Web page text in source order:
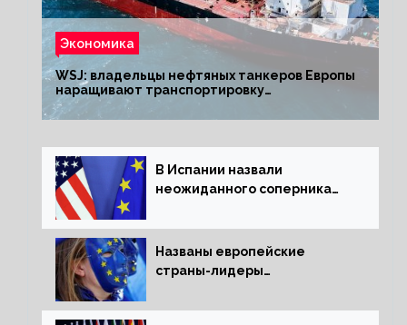
Экономика
WSJ: владельцы нефтяных танкеров Европы
наращивают транспортировку
из РФ до санкций
В Испании назвали
неожиданного соперника
Названы европейские
страны-лидеры
активов